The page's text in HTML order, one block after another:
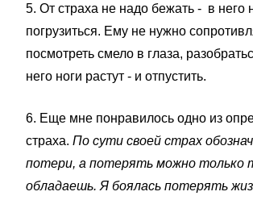
5. От страха не надо бежать - в него
погрузиться. Ему не нужно
посмотреть смело в глаза,
него ноги растут - и отпустить.
6. Еще мне понравилось одно из
страха. По сути своей страх
потери, а потерять можно только
обладаешь. Я боялась потерять